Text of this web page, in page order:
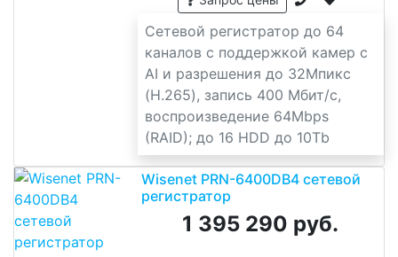
Сетевой регистратор до 64
каналов с поддержкой камер с
AI и разрешения до 32Мпикс
(H.265), запись 400 Мбит/с,
воспроизведение 64Mbps
(RAID); до 16 HDD до 10Tb
Wisenet PRN-6400DB4 сетевой
регистратор
1 395 290 руб.